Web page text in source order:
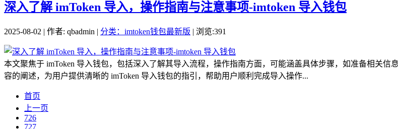
深入了解 imToken 导入，操作指南与注意事项-imtoken 导入钱包
2025-08-02 | 作者: qbadmin | 分类：imtoken钱包最新版 | 浏览:391
本文聚焦于 imToken 导入钱包，包括深入了解其导入流程，操作指南方面，可能涵盖具体步骤，如准备相关
容的阐述，为用户提供清晰的 imToken 导入钱包的指引，帮助用户顺利完成导入操作...
首页
上一页
726
727